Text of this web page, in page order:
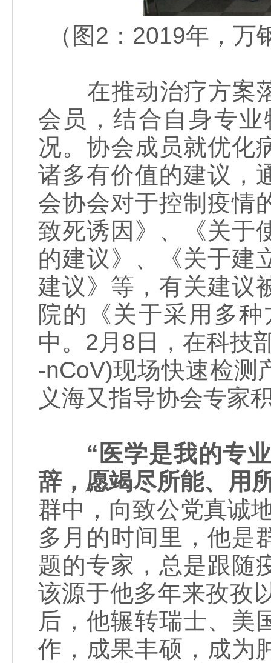
（图2：2019年，
在推动治疗方案落
会员，结合自身专
况。协会成员就优化
诸多有价值的建议，
会协会对于控制疫情
致死诱因》、《关于
的建议》、《关于建
建议》等，有关建议
院的《关于采用多
中。2月8日，在科技
-nCoV)现场快速检测
义海又指导协会专家
“医学是我的专
辞，愿竭尽所能、用
群中，向致公党真诚
多月的时间里，他是
题的专家，总是跟随
该源于他多年来孜孜
后，他辗转瑞士、美
作，成果丰硕，成为